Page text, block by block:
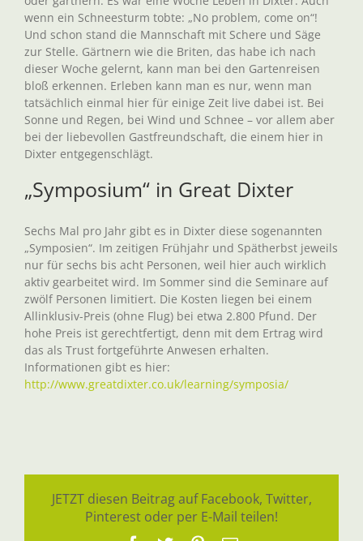
wenn ein Schneesturm tobte: „No problem, come on“!
Und schon stand die Mannschaft mit Schere und Säge
zur Stelle. Gärtnern wie die Briten, das habe ich nach
dieser Woche gelernt, kann man bei den Gartenreisen
bloß erkennen. Erleben kann man es nur, wenn man
tatsächlich einmal hier für einige Zeit live dabei ist. Bei
Sonne und Regen, bei Wind und Schnee – vor allem aber
bei der liebevollen Gastfreundschaft, die einem hier in
Dixter entgegenschlägt.
„Symposium“ in Great Dixter
Sechs Mal pro Jahr gibt es in Dixter diese sogenannten
„Symposien“. Im zeitigen Frühjahr und Spätherbst jeweils
nur für sechs bis acht Personen, weil hier auch wirklich
aktiv gearbeitet wird. Im Sommer sind die Seminare auf
zwölf Personen limitiert. Die Kosten liegen bei einem
Allinklusiv-Preis (ohne Flug) bei etwa 2.800 Pfund. Der
hohe Preis ist gerechtfertigt, denn mit dem Ertrag wird
das als Trust fortgeführte Anwesen erhalten.
Informationen gibt es hier:
http://www.greatdixter.co.uk/learning/symposia/
JETZT diesen Beitrag auf Facebook, Twitter,
Pinterest oder per E-Mail teilen!